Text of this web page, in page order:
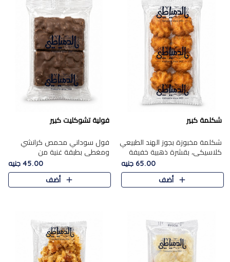
شكلمة كبير
شكلمة مخبوزة بجوز الهند الطبيعي
كلاسيكي، بقشرة ذهبية خفيفة
وقلب طري رطب يذوب في الفم،
تمنحك المذاق الشرقي الحلو الأصيل
التقليدي في كل لقمة.
65.00 جنيه
أضف
فولية تشوكليت كبير
فول سوداني محمص كرانشي
ومغطى بطبقة غنية من
الشوكولاتة، يجمع بين طعم
القرمشة الأصيلة الكلاسكيكية
التقليدية للفول السوداني وحلاوة
45.00 جنيه
أضف